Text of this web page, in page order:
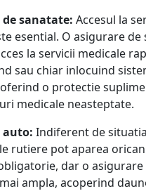
sanatate: Accesul la
esential. O asigurare
la servicii medicale
sau chiar inlocuind
o protectie
medicale neasteptate.
auto: Indiferent de
rutiere pot aparea
dar o asigurare
ampla, acoperind